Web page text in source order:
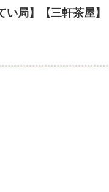
局】【三軒茶屋】